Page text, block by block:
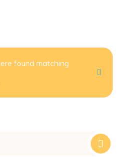
found matching